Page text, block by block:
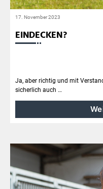
17. November 2023
EINDECKEN?
Ja, aber richtig und mit
sicherlich auch …